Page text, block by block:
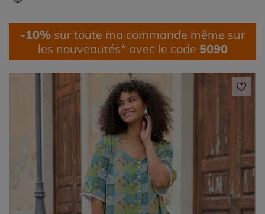
-10% sur toute ma commande même sur
les nouveautés* avec le code 5090